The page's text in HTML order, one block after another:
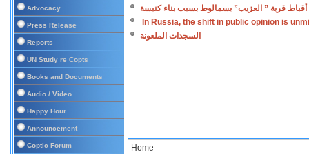
Advocacy
Press Release
Reports
UN Study re Copts
Books and Documents
Audio / Video
Happy Hour
Announcement
Coptic Forum
أقباط قرية ” العزيب” بسمالوط بسبب بناء كنيسة
In Russia, the shift in public opinion is
السجدات الملعونة
Home